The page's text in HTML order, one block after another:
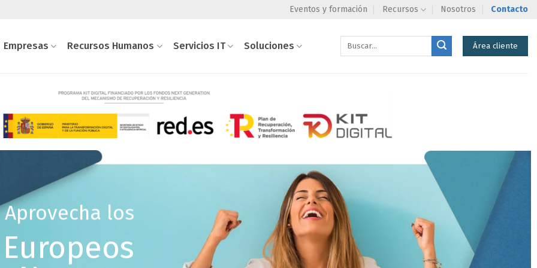
Eventos y formación Recursos Nosotros Contacto
Empresas Recursos Humanos Servicios IT Soluciones Área cliente
Aprovecha los